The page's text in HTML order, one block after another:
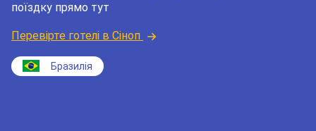
поїздку прямо тут
Перевірте готелі в Сіноп
Бразилія